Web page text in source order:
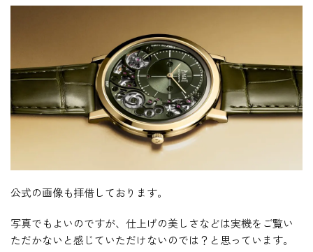
公式の画像も拝借しております。
写真でもよいのですが、仕上げの美しさなどは実機をご覧い
ただかないと感じていただけないのでは？と思っています。